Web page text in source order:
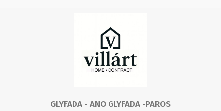
GLYFADA - ANO GLYFADA -PAROS